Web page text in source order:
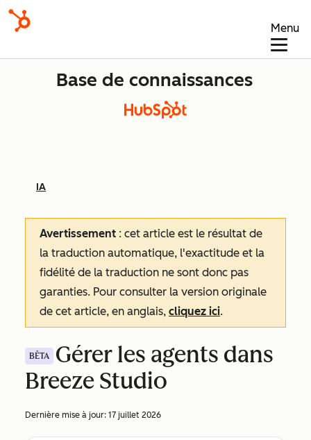
Menu
Base de connaissances
IA
Avertissement : cet article est le résultat de
la traduction automatique, l'exactitude et la
fidélité de la traduction ne sont donc pas
garanties. Pour consulter la version originale
de cet article, en anglais, cliquez ici.
BÊTA
Gérer les agents dans
Breeze Studio
Dernière mise à jour: 17 juillet 2026